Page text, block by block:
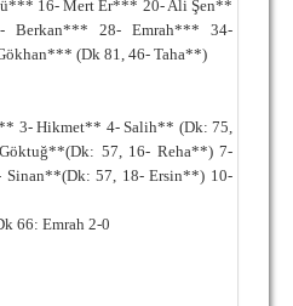
16- Mert Er*** 20- Ali Şen**
Berkan*** 28- Emrah*** 34-
(Dk 81, 46- Taha**)
3- Hikmet** 4- Salih** (Dk: 75,
57, 16- Reha**) 7-
57, 18- Ersin**) 10-
66: Emrah 2-0